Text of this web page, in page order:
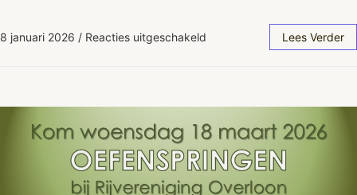
8 januari 2026 / Reacties uitgeschakeld Lees Verder